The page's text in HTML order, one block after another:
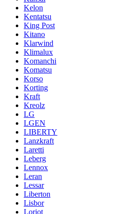
Kelon
Kentatsu
King Post
Kitano
Klarwind
Klimalux
Komanchi
Komatsu
Korso
Korting
Kraft
Kreolz
LG
LGEN
LIBERTY
Lanzkraft
Laretti
Leberg
Lennox
Leran
Lessar
Liberton
Lisbor
Loriot